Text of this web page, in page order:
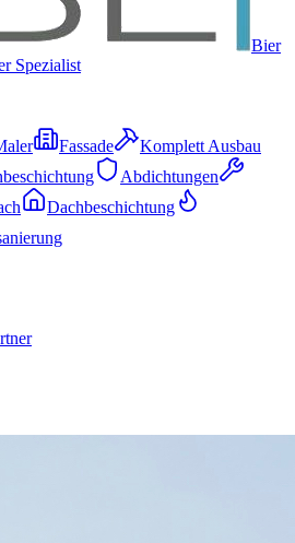
Bier
Spezialist
Fassade
Komplett Ausbau
Abdichtungen
Dachbeschichtung